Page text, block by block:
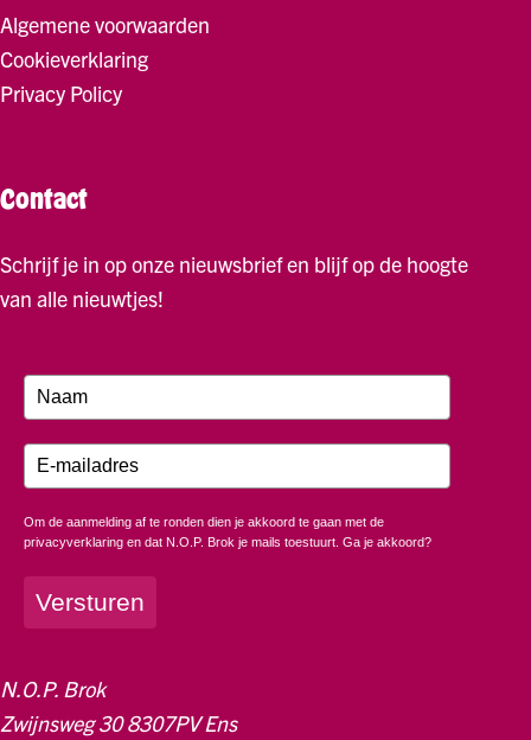
Algemene voorwaarden
Cookieverklaring
Privacy Policy
Contact
Schrijf je in op onze nieuwsbrief en blijf op de hoogte
van alle nieuwtjes!
Om de aanmelding af te ronden dien je akkoord te gaan met de
privacyverklaring en dat N.O.P. Brok je mails toestuurt. Ga je akkoord?
Versturen
N.O.P. Brok
Zwijnsweg 30 8307PV Ens